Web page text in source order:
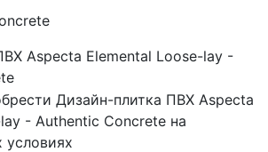
Aspecta Elemental Loose-lay -
Дизайн-плитка ПВХ Aspecta
- Authentic Concrete на
условиях